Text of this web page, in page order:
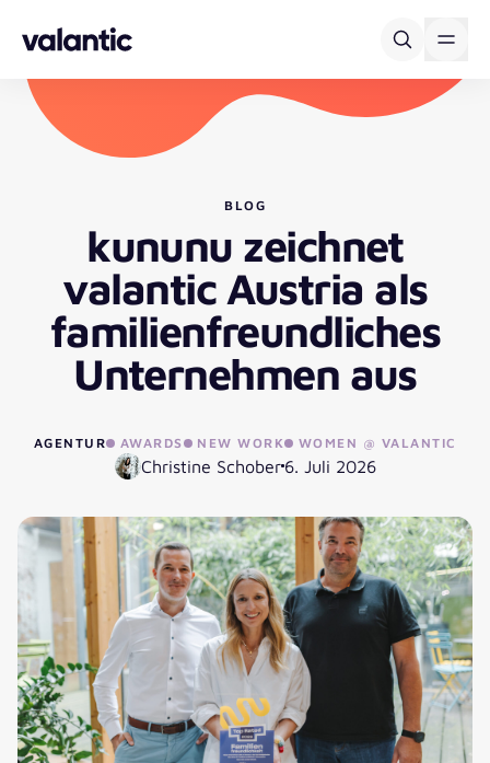
BLOG
kununu zeichnet
valantic Austria als
familienfreundliches
Unternehmen aus
AGENTUR AWARDS NEW WORK WOMEN @ VALANTIC
Christine Schober6. Juli 2026